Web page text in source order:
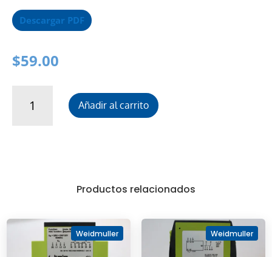
Descargar PDF
$59.00
Añadir al carrito
Productos relacionados
Weidmuller Weidmuller